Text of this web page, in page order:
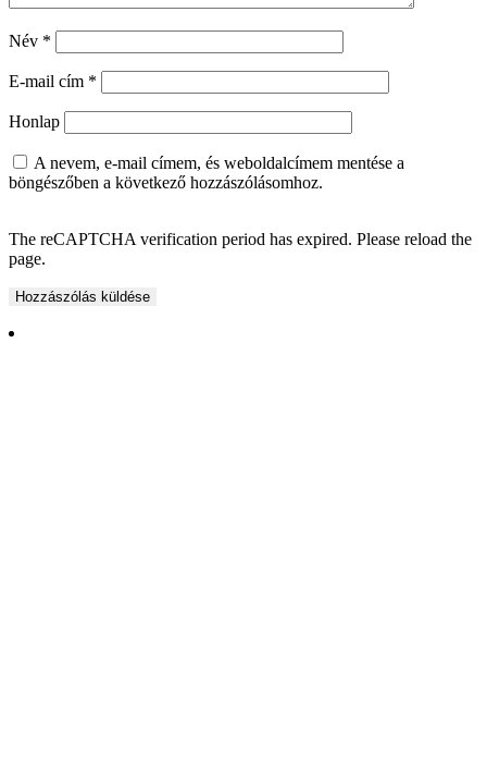
Név *
E-mail cím *
Honlap
A nevem, e-mail címem, és weboldalcímem mentése a
böngészőben a következő hozzászólásomhoz.
The reCAPTCHA verification period has expired. Please reload the
page.